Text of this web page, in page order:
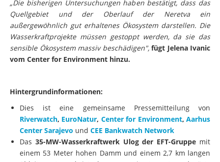
„Die bisherigen Untersuchungen haben bestätigt, dass das
Quellgebiet und der Oberlauf der Neretva ein
außergewöhnlich gut erhaltenes Ökosystem darstellen. Die
Wasserkraftprojekte müssen gestoppt werden, da sie das
sensible Ökosystem massiv beschädigen", fügt Jelena Ivanic
vom Center for Environment hinzu.
Hintergrundinformationen:
Dies ist eine gemeinsame Pressemitteilung von
Riverwatch, EuroNatur, Center for Environment,Aarhus
Center Sarajevo und CEE Bankwatch Network
Das 35-MW-Wasserkraftwerk Ulog der EFT-Gruppe mit
einem 53 Meter hohen Damm und einem 2,7 km langen